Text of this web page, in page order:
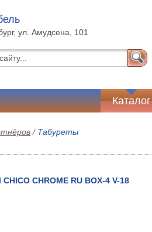
ул. Амудсена, 101
Каталог
/ Табуреты
CHROME RU BOX-4 V-18